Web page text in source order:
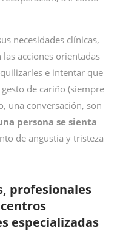
necesidades clínicas,
acciones orientadas
e intentar que
de cariño (siempre
una conversación, son
persona se sienta
de angustia y tristeza
profesionales
especializadas